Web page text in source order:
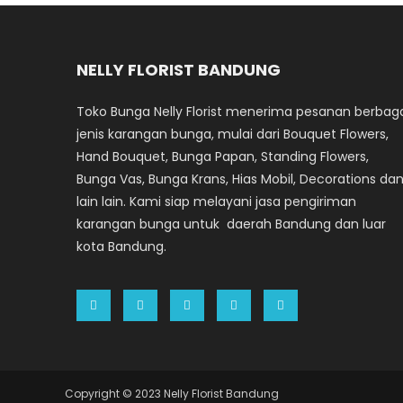
NELLY FLORIST BANDUNG
Toko Bunga Nelly Florist menerima pesanan
jenis karangan bunga, mulai dari Bouquet Flowers,
Hand Bouquet, Bunga Papan, Standing Flowers,
Bunga Vas, Bunga Krans, Hias Mobil, Decorations dan
lain lain. Kami siap melayani jasa pengiriman
karangan bunga untuk daerah Bandung dan luar
kota Bandung.
Copyright © 2023 Nelly Florist Bandung